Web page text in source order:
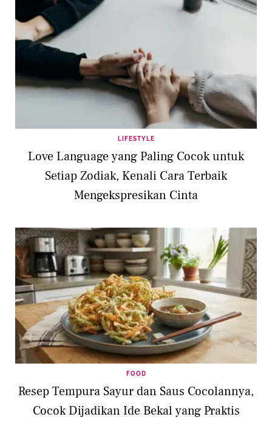
LIFESTYLE
Love Language yang Paling Cocok untuk
Setiap Zodiak, Kenali Cara Terbaik
Mengekspresikan Cinta
FOOD
Resep Tempura Sayur dan Saus Cocolannya,
Cocok Dijadikan Ide Bekal yang Praktis